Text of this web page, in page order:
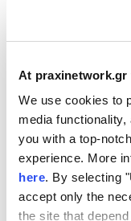
At praxinetwork.gr
We use cookies to
media
you with a top-
experience. More
here. By selecting
accept only the
the site that
Περιφερειακής
Χρηματοδότηση
της Καινοτομίας»
και Κοινωνία»
Καινοτομίας στην
Δικτύου ΠΡΑΞΗ.